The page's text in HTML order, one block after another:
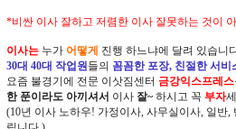
*비싼 이사 잘하고 저렴한 이사 잘못하는 것이
이사는 누가 어떻게 진행 하느냐에 달려 있습니
30대 40대 작업원들의 꼼꼼한 포장, 친절한 서비
요즘 불경기에 전문 이삿짐센터 금강익스프레스
한 푼이라도 아끼셔서 이사 잘~ 하시고 꼭 부자
(10년 이사 노하우! 가정이사, 사무실이사, 일반